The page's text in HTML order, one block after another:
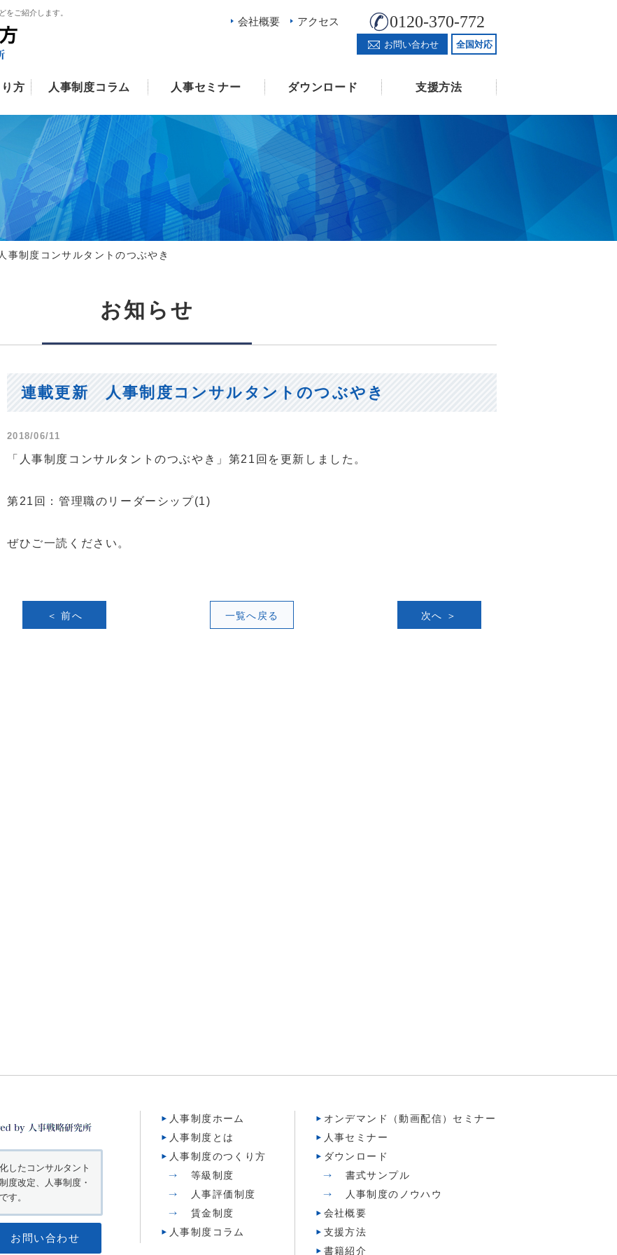
をご紹介します。
会社概要 アクセス 0120-370-772
お問い合わせ 全国対応
方 人事制度コラム 人事セミナー ダウンロード 支援方法
制度コンサルタントのつぶやき
お知らせ
連載更新 人事制度コンサルタントのつぶやき
2018/06/11
「人事制度コンサルタントのつぶやき」第21回を更新しました。
第21回：管理職のリーダーシップ(1)
ぜひご一読ください。
＜ 前へ 一覧へ戻る 次へ ＞
したコンサルタント
度改定、人事制度・
す。
お問い合わせ
人事制度ホーム
人事制度とは
人事制度のつくり方
等級制度
人事評価制度
賃金制度
人事制度コラム
オンデマンド（動画配信）セミナー
人事セミナー
ダウンロード
書式サンプル
人事制度のノウハウ
会社概要
支援方法
書籍紹介